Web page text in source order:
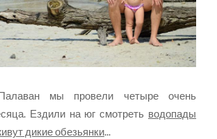
мы провели четыре очень
Ездили на юг смотреть водопады
дикие обезьянки...